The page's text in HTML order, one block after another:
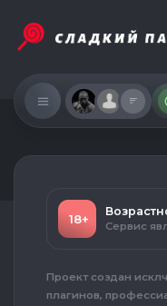
18+ Сервис
Проект создан
плагинов,